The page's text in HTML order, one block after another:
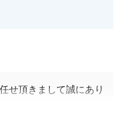
せ頂きまして誠にあり